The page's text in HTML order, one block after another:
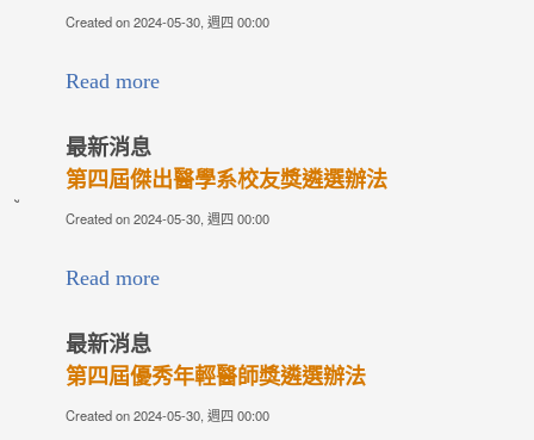
Created on 2024-05-30, 週四 00:00
Read more
最新消息
第四屆傑出醫學系校友獎遴選辦法
Created on 2024-05-30, 週四 00:00
Read more
最新消息
第四屆優秀年輕醫師獎遴選辦法
Created on 2024-05-30, 週四 00:00